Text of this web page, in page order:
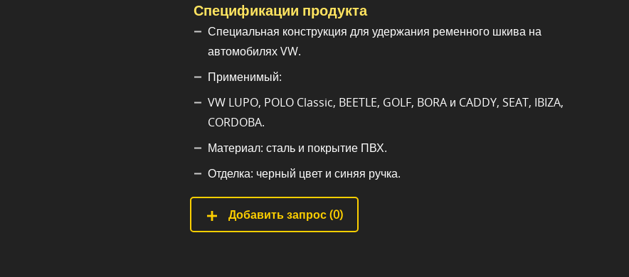
Спецификации продукта
Специальная конструкция для удержания ременного шкива на
автомобилях VW.
Применимый:
VW LUPO, POLO Classic, BEETLE, GOLF, BORA и CADDY, SEAT, IBIZA,
CORDOBA.
Материал: сталь и покрытие ПВХ.
Отделка: черный цвет и синяя ручка.
Добавить запрос (0)